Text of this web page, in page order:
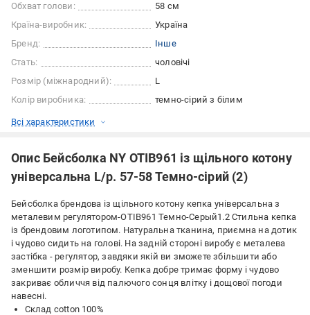
Обхват голови:
58 см
Країна-виробник:
Україна
Бренд:
Інше
Стать:
чоловічі
Розмір (міжнародний):
L
Колір виробника:
темно-сірий з білим
Всі характеристики
Опис Бейсболка NY OTIB961 із щільного котону
універсальна L/р. 57-58 Темно-сірий (2)
Бейсболка брендова із щільного котону кепка універсальна з
металевим регулятором-OTIB961 Темно-Серый1.2 Стильна кепка
із брендовим логотипом. Натуральна тканина, приємна на дотик
і чудово сидить на голові. На задній стороні виробу є металева
застібка - регулятор, завдяки якій ви зможете збільшити або
зменшити розмір виробу. Кепка добре тримає форму і чудово
закриває обличчя від палючого сонця влітку і дощової погоди
навесні.
Склад cotton 100%